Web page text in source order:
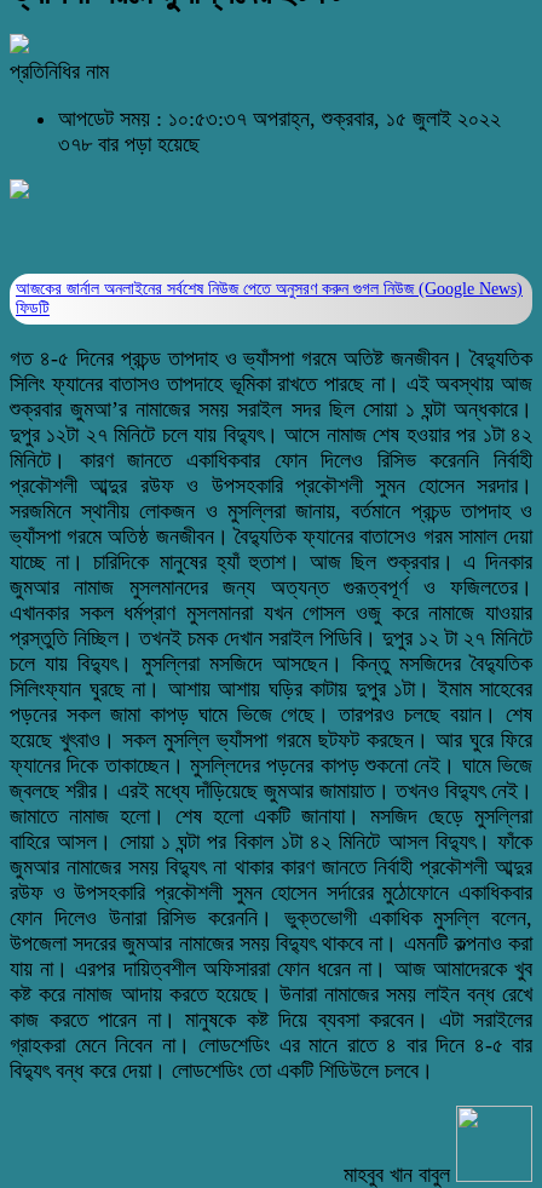
প্রতিনিধির নাম
আপডেট সময় : ১০:৫৩:৩৭ অপরাহ্ন, শুক্রবার, ১৫ জুলাই ২০২২
৩৭৮ বার পড়া হয়েছে
আজকের জার্নাল অনলাইনের সর্বশেষ নিউজ পেতে অনুসরণ করুন গুগল নিউজ (Google News)
ফিডটি
গত ৪-৫ দিনের প্রচন্ড তাপদাহ ও ভ্যাঁসপা গরমে অতিষ্ট জনজীবন। বৈদ্যুতিক
সিলিং ফ্যানের বাতাসও তাপদাহে ভূমিকা রাখতে পারছে না। এই অবস্থায় আজ
শুক্রবার জুমআ’র নামাজের সময় সরাইল সদর ছিল সোয়া ১ ঘন্টা অন্ধকারে।
দুপুর ১২টা ২৭ মিনিটে চলে যায় বিদ্যুৎ। আসে নামাজ শেষ হওয়ার পর ১টা ৪২
মিনিটে। কারণ জানতে একাধিকবার ফোন দিলেও রিসিভ করেননি নির্বাহী
প্রকৌশলী আব্দুর রউফ ও উপসহকারি প্রকৌশলী সুমন হোসেন সরদার।
সরজমিনে স্থানীয় লোকজন ও মুসল্লিরা জানায়, বর্তমানে প্রচন্ড তাপদাহ ও
ভ্যাঁসপা গরমে অতিষ্ঠ জনজীবন। বৈদ্যুতিক ফ্যানের বাতাসেও গরম সামাল দেয়া
যাচ্ছে না। চারিদিকে মানুষের হ্যাঁ হুতাশ। আজ ছিল শুক্রবার। এ দিনকার
জুমআর নামাজ মুসলমানদের জন্য অত্যন্ত গুরূত্বপূর্ণ ও ফজিলতের।
এখানকার সকল ধর্মপ্রাণ মুসলমানরা যখন গোসল ওজু করে নামাজে যাওয়ার
প্রস্তুতি নিচ্ছিল। তখনই চমক দেখান সরাইল পিডিবি। দুপুর ১২ টা ২৭ মিনিটে
চলে যায় বিদ্যুৎ। মুসল্লিরা মসজিদে আসছেন। কিন্তু মসজিদের বৈদ্যুতিক
সিলিংফ্যান ঘুরছে না। আশায় আশায় ঘড়ির কাটায় দুপুর ১টা। ইমাম সাহেবের
পড়নের সকল জামা কাপড় ঘামে ভিজে গেছে। তারপরও চলছে বয়ান। শেষ
হয়েছে খুৎবাও। সকল মুসল্লি ভ্যাঁসপা গরমে ছটফট করছেন। আর ঘুরে ফিরে
ফ্যানের দিকে তাকাচ্ছেন। মুসল্লিদের পড়নের কাপড় শুকনো নেই। ঘামে ভিজে
জ্বলছে শরীর। এরই মধ্যে দাঁড়িয়েছে জুমআর জামায়াত। তখনও বিদ্যুৎ নেই।
জামাতে নামাজ হলো। শেষ হলো একটি জানাযা। মসজিদ ছেড়ে মুসল্লিরা
বাহিরে আসল। সোয়া ১ ঘন্টা পর বিকাল ১টা ৪২ মিনিটে আসল বিদ্যুৎ। ফাঁকে
জুমআর নামাজের সময় বিদ্যুৎ না থাকার কারণ জানতে নির্বাহী প্রকৌশলী আব্দুর
রউফ ও উপসহকারি প্রকৌশলী সুমন হোসেন সর্দারের মুঠোফোনে একাধিকবার
ফোন দিলেও উনারা রিসিভ করেননি। ভুক্তভোগী একাধিক মুসল্লি বলেন,
উপজেলা সদরের জুমআর নামাজের সময় বিদ্যুৎ থাকবে না। এমনটি কল্পনাও করা
যায় না। এরপর দায়িত্বশীল অফিসাররা ফোন ধরেন না। আজ আমাদেরকে খুব
কষ্ট করে নামাজ আদায় করতে হয়েছে। উনারা নামাজের সময় লাইন বন্ধ রেখে
কাজ করতে পারেন না। মানুষকে কষ্ট দিয়ে ব্যবসা করবেন। এটা সরাইলের
গ্রাহকরা মেনে নিবেন না। লোডশেডিং এর মানে রাতে ৪ বার দিনে ৪-৫ বার
বিদ্যুৎ বন্ধ করে দেয়া। লোডশেডিং তো একটি শিডিউলে চলবে।
মাহবুব খান বাবুল